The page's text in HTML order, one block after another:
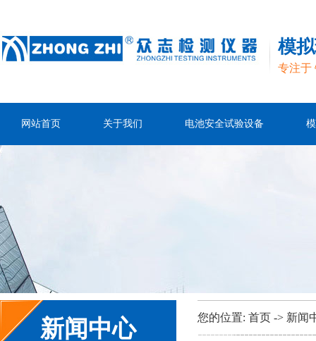
模
专注于
网站首页 关于我们 电池安全试验设备
新闻中心 您的位置: 首页 -> 新闻